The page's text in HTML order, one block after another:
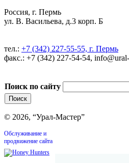
Россия, г. Пермь
ул. В. Васильева, д.3 корп. Б
тел.: +7 (342) 227-55-55, г. Пермь
факс.: +7 (342) 227-54-54,
Поиск по сайту
© 2026, “Урал-Мастер”
Обслуживание и
продвижение сайта